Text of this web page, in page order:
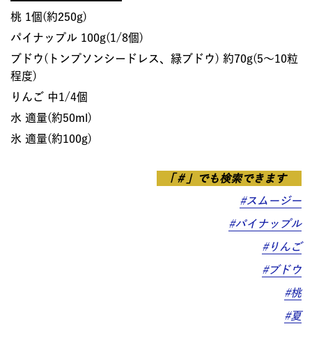
桃 1個(約250g)
パイナップル 100g(1/8個)
ブドウ(トンプソンシードレス、緑ブドウ) 約70g(5〜10粒
程度)
りんご 中1/4個
水 適量(約50ml)
氷 適量(約100g)
「＃」でも検索できます
#スムージー
#パイナップル
#りんご
#ブドウ
#桃
#夏